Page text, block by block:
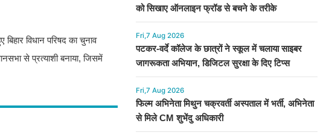
विधान परिषद का चुनाव
से प्रत्याशी बनाया, जिसमें
को सिखाए ऑनलाइन फ्रॉड से बचने के तरीके
Fri,7 Aug 2026
पटकर-वर्दे कॉलेज के छात्रों ने स्कूल में चलाया साइबर
जागरूकता अभियान, डिजिटल सुरक्षा के दिए टिप्स
Fri,7 Aug 2026
फिल्म अभिनेता मिथुन चक्रवर्ती अस्पताल में भर्ती, अभिनेता
से मिले CM शुभेंदु अधिकारी